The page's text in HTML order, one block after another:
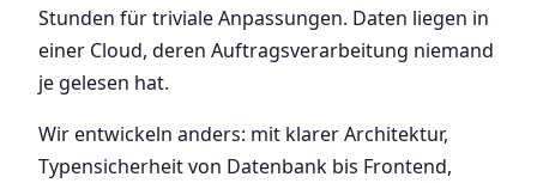
Stunden für triviale Anpassungen. Daten liegen in
einer Cloud, deren Auftragsverarbeitung niemand
je gelesen hat.
Wir entwickeln anders: mit klarer Architektur,
Typensicherheit von Datenbank bis Frontend,